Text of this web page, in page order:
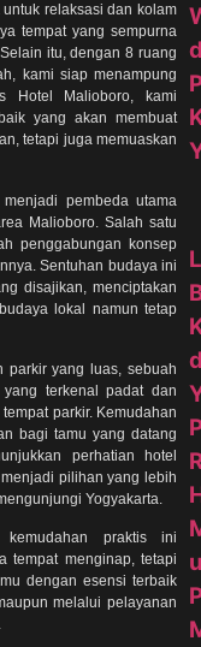
relaksasi dan kolam
tempat yang sempurna
itu, dengan 8 ruang
kami siap menampung
Hotel Malioboro, kami
yang akan membuat
tetapi juga memuaskan
pembeda utama
Malioboro. Salah satu
penggabungan konsep
Sentuhan budaya ini
disajikan, menciptakan
lokal namun tetap
parkir yang luas, sebuah
terkenal padat dan
parkir. Kemudahan
bagi tamu yang datang
perhatian hotel
pilihan yang lebih
Yogyakarta.
praktis ini
tempat menginap, tetapi
dengan esensi terbaik
melalui pelayanan